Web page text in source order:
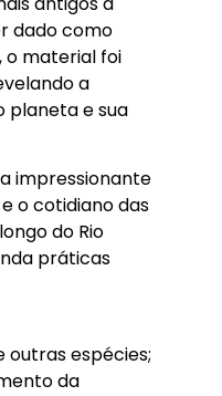
dado como
o material foi
a
planeta e sua
impressionante
o cotidiano das
do Rio
práticas
outras espécies;
da